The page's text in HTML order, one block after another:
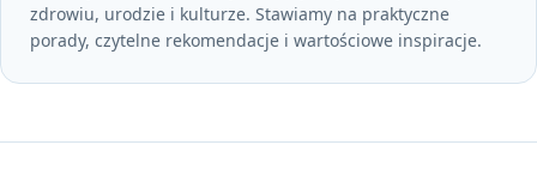
zdrowiu, urodzie i kulturze. Stawiamy na praktyczne
porady, czytelne rekomendacje i wartościowe inspiracje.